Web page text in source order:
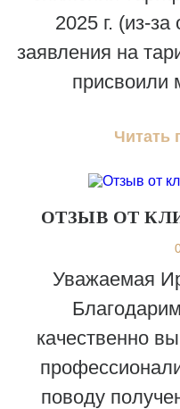
2025 г. (из-
заявления на
Читать
ОТЗЫВ ОТ
Уважаемая
качественно
поводу